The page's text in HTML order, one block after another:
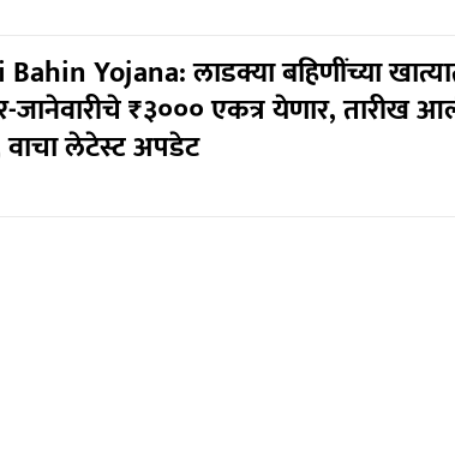
Yojana: लाडक्या बहिणींच्या
जानेवारीचे ₹३००० एकत्र येणार, तारीख
लेटेस्ट अपडेट